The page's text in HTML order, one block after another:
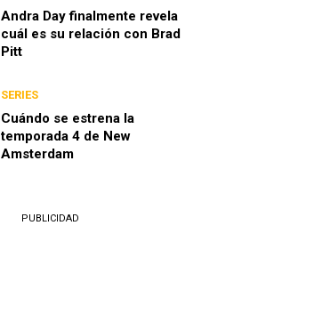
Andra Day finalmente revela
cuál es su relación con Brad
Pitt
SERIES
Cuándo se estrena la
temporada 4 de New
Amsterdam
PUBLICIDAD